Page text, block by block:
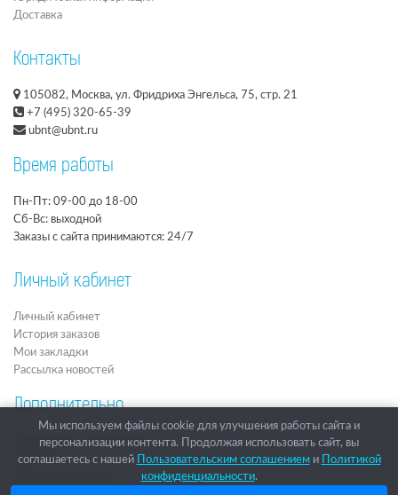
Доставка
Контакты
105082, Москва, ул. Фридриха Энгельса, 75, стр. 21
+7 (495) 320-65-39
ubnt@ubnt.ru
Время работы
Пн-Пт: 09-00 до 18-00
Сб-Вс: выходной
Заказы с сайта принимаются: 24/7
Личный кабинет
Личный кабинет
История заказов
Мои закладки
Рассылка новостей
Дополнительно
Подарочные сертификаты
Партнёры
Мы используем файлы cookie для улучшения работы сайта и
персонализации контента. Продолжая использовать сайт, вы
соглашаетесь с нашей
Пользовательским соглашениеми
Политикой
конфиденциальности.